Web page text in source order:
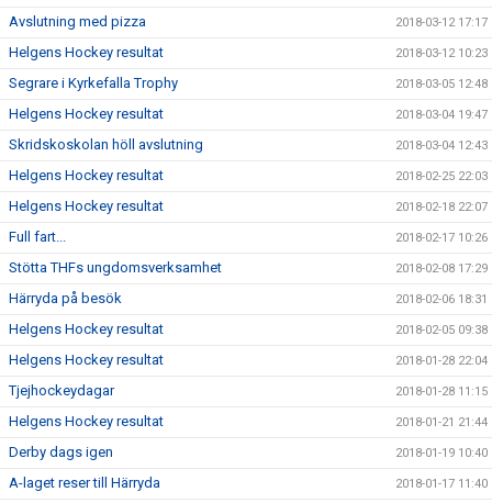
Avslutning med pizza 2018-03-12 17:17
Helgens Hockey resultat 2018-03-12 10:23
Segrare i Kyrkefalla Trophy 2018-03-05 12:48
Helgens Hockey resultat 2018-03-04 19:47
Skridskoskolan höll avslutning 2018-03-04 12:43
Helgens Hockey resultat 2018-02-25 22:03
Helgens Hockey resultat 2018-02-18 22:07
Full fart... 2018-02-17 10:26
Stötta THFs ungdomsverksamhet 2018-02-08 17:29
Härryda på besök 2018-02-06 18:31
Helgens Hockey resultat 2018-02-05 09:38
Helgens Hockey resultat 2018-01-28 22:04
Tjejhockeydagar 2018-01-28 11:15
Helgens Hockey resultat 2018-01-21 21:44
Derby dags igen 2018-01-19 10:40
A-laget reser till Härryda 2018-01-17 11:40